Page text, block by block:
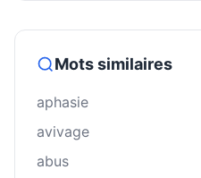
Mots similaires
aphasie
avivage
abus